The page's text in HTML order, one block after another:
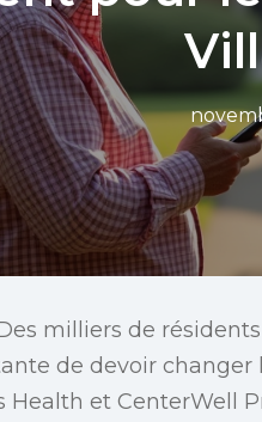
milliers de
de devoir changer
Health et CenterWell